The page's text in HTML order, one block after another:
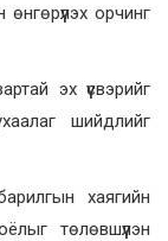
орчинг
эх үүсвэрийг
шийдлийг
хаягийн
төлөвшүүлэн